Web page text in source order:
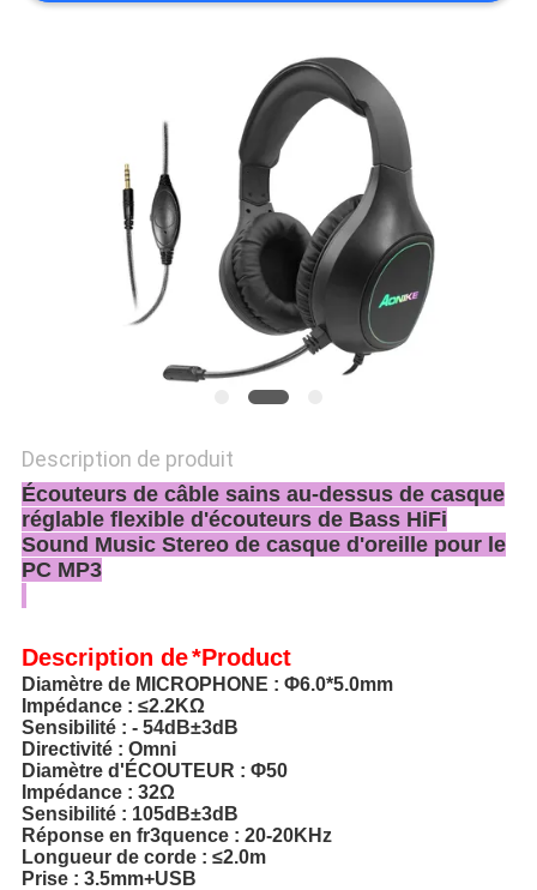
Description de produit
Écouteurs de câble sains au-dessus de casque
réglable flexible d'écouteurs de Bass HiFi
Sound Music Stereo de casque d'oreille pour le
PC MP3
Description de*Product
Diamètre de MICROPHONE : Φ6.0*5.0mm
Impédance : ≤2.2KΩ
Sensibilité : - 54dB±3dB
Directivité : Omni
Diamètre d'ÉCOUTEUR : Φ50
Impédance : 32Ω
Sensibilité : 105dB±3dB
Réponse en fr3quence : 20-20KHz
Longueur de corde : ≤2.0m
Prise : 3.5mm+USB